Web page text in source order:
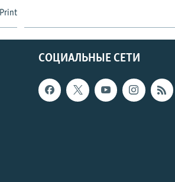
Print
СОЦИАЛЬНЫЕ СЕТИ